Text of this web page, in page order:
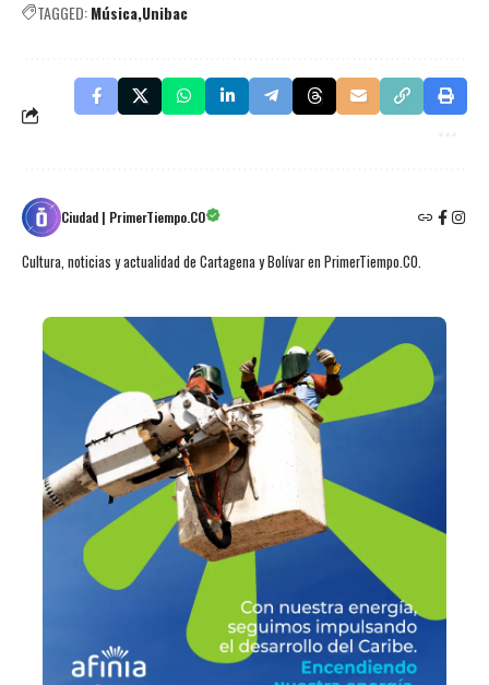
TAGGED:Música Unibac
Ciudad | PrimerTiempo.CO
Cultura, noticias y actualidad de Cartagena y Bolívar en PrimerTiempo.CO.